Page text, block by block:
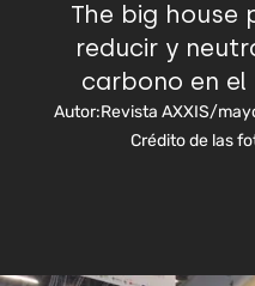
The big house
reducir y
carbono en el
Autor:Revista AXXIS/
Crédito de las